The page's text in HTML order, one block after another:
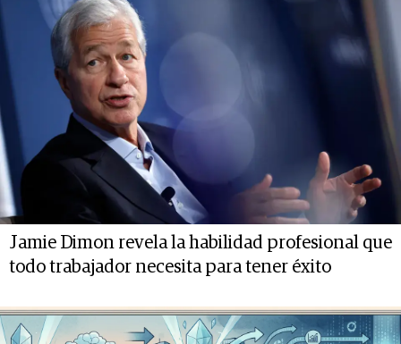
Jamie Dimon revela la habilidad profesional que
todo trabajador necesita para tener éxito